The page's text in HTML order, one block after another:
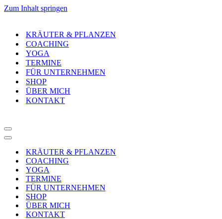
Zum Inhalt springen
KRÄUTER & PFLANZEN
COACHING
YOGA
TERMINE
FÜR UNTERNEHMEN
SHOP
ÜBER MICH
KONTAKT
Navigationsmenü
Navigationsmenü
KRÄUTER & PFLANZEN
COACHING
YOGA
TERMINE
FÜR UNTERNEHMEN
SHOP
ÜBER MICH
KONTAKT